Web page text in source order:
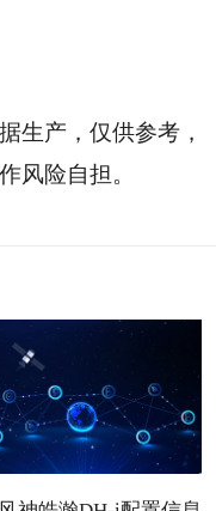
生产，仅供参考，
风险自担。